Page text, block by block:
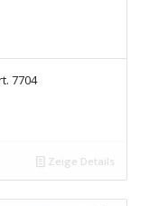
7704
Zeige Details